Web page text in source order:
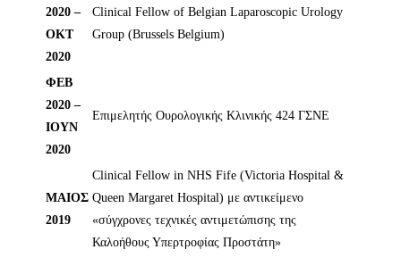
2020 –
ΟΚΤ
2020
Clinical Fellow of Belgian Laparoscopic Urology
Group (Brussels Belgium)
ΦΕΒ
2020 –
ΙΟΥΝ
2020
Επιμελητής Ουρολογικής Κλινικής 424 ΓΣΝΕ
ΜΑΙΟΣ
2019
Clinical Fellow in NHS Fife (Victoria Hospital &
Queen Margaret Hospital) με αντικείμενο
«σύγχρονες τεχνικές αντιμετώπισης της
Καλοήθους Υπερτροφίας Προστάτη»